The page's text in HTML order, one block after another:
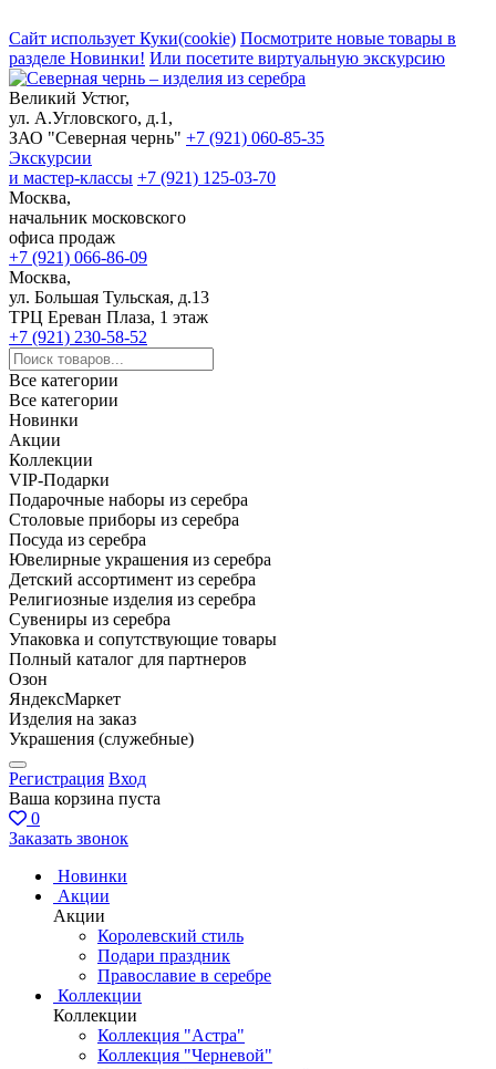
Сайт использует Куки(cookie) Посмотрите новые товары в
разделе Новинки! Или посетите виртуальную экскурсию
Великий Устюг,
ул. А.Угловского, д.1,
ЗАО "Северная чернь" +7 (921) 060-85-35
Экскурсии
и мастер-классы +7 (921) 125-03-70
Москва,
начальник московского
офиса продаж
+7 (921) 066-86-09
Москва,
ул. Большая Тульская, д.13
ТРЦ Ереван Плаза, 1 этаж
+7 (921) 230-58-52
Все категории
Все категории
Новинки
Акции
Коллекции
VIP-Подарки
Подарочные наборы из серебра
Столовые приборы из серебра
Посуда из серебра
Ювелирные украшения из серебра
Детский ассортимент из серебра
Религиозные изделия из серебра
Сувениры из серебра
Упаковка и сопутствующие товары
Полный каталог для партнеров
Озон
ЯндексМаркет
Изделия на заказ
Украшения (служебные)
Регистрация Вход
Ваша корзина пуста
0
Заказать звонок
Новинки
Акции
Акции
Королевский стиль
Подари праздник
Православие в серебре
Коллекции
Коллекции
Коллекция "Астра"
Коллекция "Черневой"